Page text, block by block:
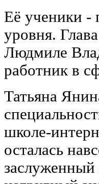
Её ученики -
уровня.
Людмиле
работник в
Татьяна
школе-
осталась
заслуженный